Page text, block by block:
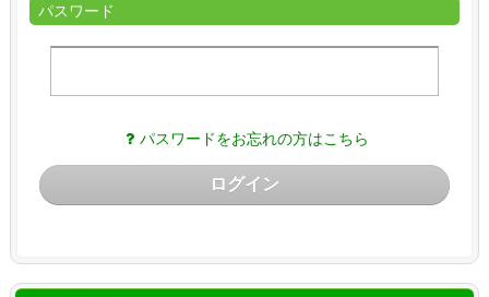
パスワード
パスワードをお忘れの方はこちら
ログイン